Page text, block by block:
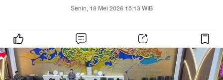
Senin, 18 Mei 2026 15:13 WIB